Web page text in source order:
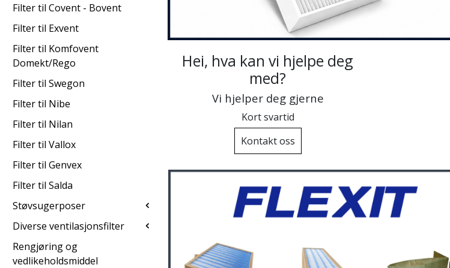
Filter til Covent - Bovent
Filter til Exvent
Filter til Komfovent
Domekt/Rego
Filter til Swegon
Filter til Nibe
Filter til Nilan
Filter til Vallox
Filter til Genvex
Filter til Salda
Støvsugerposer
Diverse ventilasjonsfilter
Rengjøring og
vedlikeholdsmiddel
Hei, hva kan vi hjelpe deg
med?
Vi hjelper deg gjerne
Kort svartid
Kontakt oss